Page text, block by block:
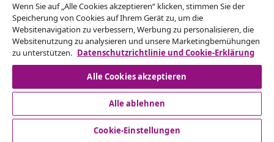
vidaXL
Mehr entdecken
Wenn Sie auf „Alle Cookies akzeptieren“ klicken, stimmen Sie der
Speicherung von Cookies auf Ihrem Gerät zu, um die
Websitenavigation zu verbessern, Werbung zu personalisieren, die
Websitenutzung zu analysieren und unsere Marketingbemühungen
zu unterstützen. Datenschutzrichtlinie und Cookie-Erklärung
Alle Cookies akzeptieren
Alle ablehnen
Cookie-Einstellungen